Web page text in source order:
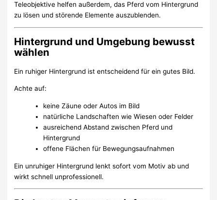
Teleobjektive helfen außerdem, das Pferd vom Hintergrund
zu lösen und störende Elemente auszublenden.
Hintergrund und Umgebung bewusst
wählen
Ein ruhiger Hintergrund ist entscheidend für ein gutes Bild.
Achte auf:
keine Zäune oder Autos im Bild
natürliche Landschaften wie Wiesen oder Felder
ausreichend Abstand zwischen Pferd und
Hintergrund
offene Flächen für Bewegungsaufnahmen
Ein unruhiger Hintergrund lenkt sofort vom Motiv ab und
wirkt schnell unprofessionell.